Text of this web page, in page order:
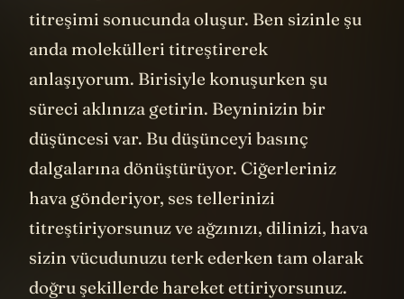
titreşimi sonucunda oluşur. Ben sizinle şu
anda molekülleri titreştirerek
anlaşıyorum. Birisiyle konuşurken şu
süreci aklınıza getirin. Beyninizin bir
düşüncesi var. Bu düşünceyi basınç
dalgalarına dönüştürüyor. Ciğerleriniz
hava gönderiyor, ses tellerinizi
titreştiriyorsunuz ve ağzınızı, dilinizi, hava
sizin vücudunuzu terk ederken tam olarak
doğru şekillerde hareket ettiriyorsunuz.